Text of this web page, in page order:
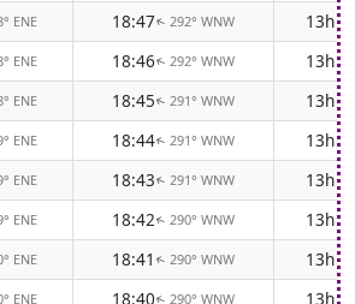
ENE 18:47↑ 292° WNW
13h
ENE 18:46↑ 292° WNW
13h
ENE 18:45↑ 291° WNW
13h
ENE 18:44↑ 291° WNW
13h
ENE 18:43↑ 291° WNW
13h
ENE 18:42↑ 290° WNW
13h
ENE 18:41 ↑ 290° WNW
13h
ENE 18:40↑ 290° WNW
13h